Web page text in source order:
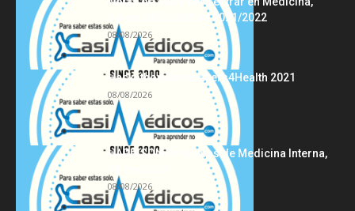
curso 2022/2023 vs 2021/2022
08/08/2026
Hackathon Innomakers4Health 2021
08/08/2026
HARRISON Principios de Medicina Interna,
08/08/2026